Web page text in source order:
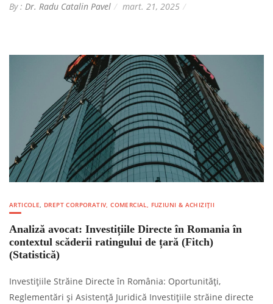
By : Dr. Radu Catalin Pavel mart. 21, 2025
ARTICOLE, DREPT CORPORATIV, COMERCIAL, FUZIUNI & ACHIZIȚII
Analiză avocat: Investițiile Directe în Romania în
contextul scăderii ratingului de țară (Fitch)
(Statistică)
Investițiile Străine Directe în România: Oportunități,
Reglementări și Asistență Juridică Investițiile străine directe